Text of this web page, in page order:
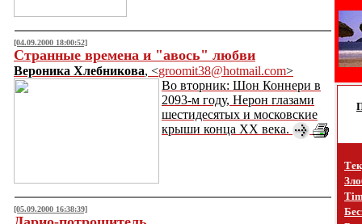
[04.09.2000 18:00:52]
Странные времена и "авось" любви
Вероника Хлебникова, <groomit38@hotmail.com>
Во вторник: Шон Коннери в
2093-м году, Нерон глазами
шестидесятых и московские
крыши конца ХХ века.
[05.09.2000 16:38:39]